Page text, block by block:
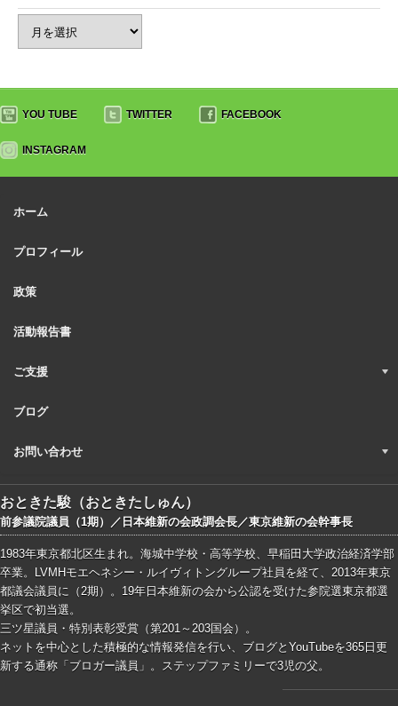
YOU TUBE TWITTER FACEBOOK
INSTAGRAM
ホーム
プロフィール
政策
活動報告書
ご支援
ブログ
お問い合わせ
おときた駿（おときたしゅん）
前参議院議員（1期）／日本維新の会政調会長／東京維新の会幹事長
1983年東京都北区生まれ。海城中学校・高等学校、早稲田大学政治経済学部
卒業。LVMHモエヘネシー・ルイヴィトングループ社員を経て、2013年東京
都議会議員に（2期）。19年日本維新の会から公認を受けた参院選東京都選
挙区で初当選。
三ツ星議員・特別表彰受賞（第201～203国会）。
ネットを中心とした積極的な情報発信を行い、ブログとYouTubeを365日更
新する通称「ブロガー議員」。ステップファミリーで3児の父。